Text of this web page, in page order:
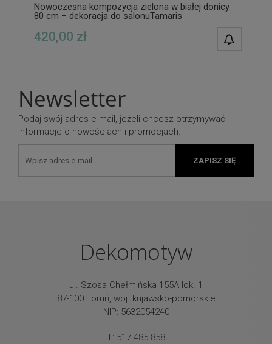
Nowoczesna kompozycja zielona w białej donicy
80 cm – dekoracja do salonuTamaris
420,00 zł
Newsletter
Podaj swój adres e-mail, jeżeli chcesz otrzymywać
informacje o nowościach i promocjach.
ZAPISZ SIĘ
Dekomotyw
ul. Szosa Chełmińska 155A lok. 1
87-100 Toruń, woj. kujawsko-pomorskie
NIP: 5632054240
T: 517 485 858